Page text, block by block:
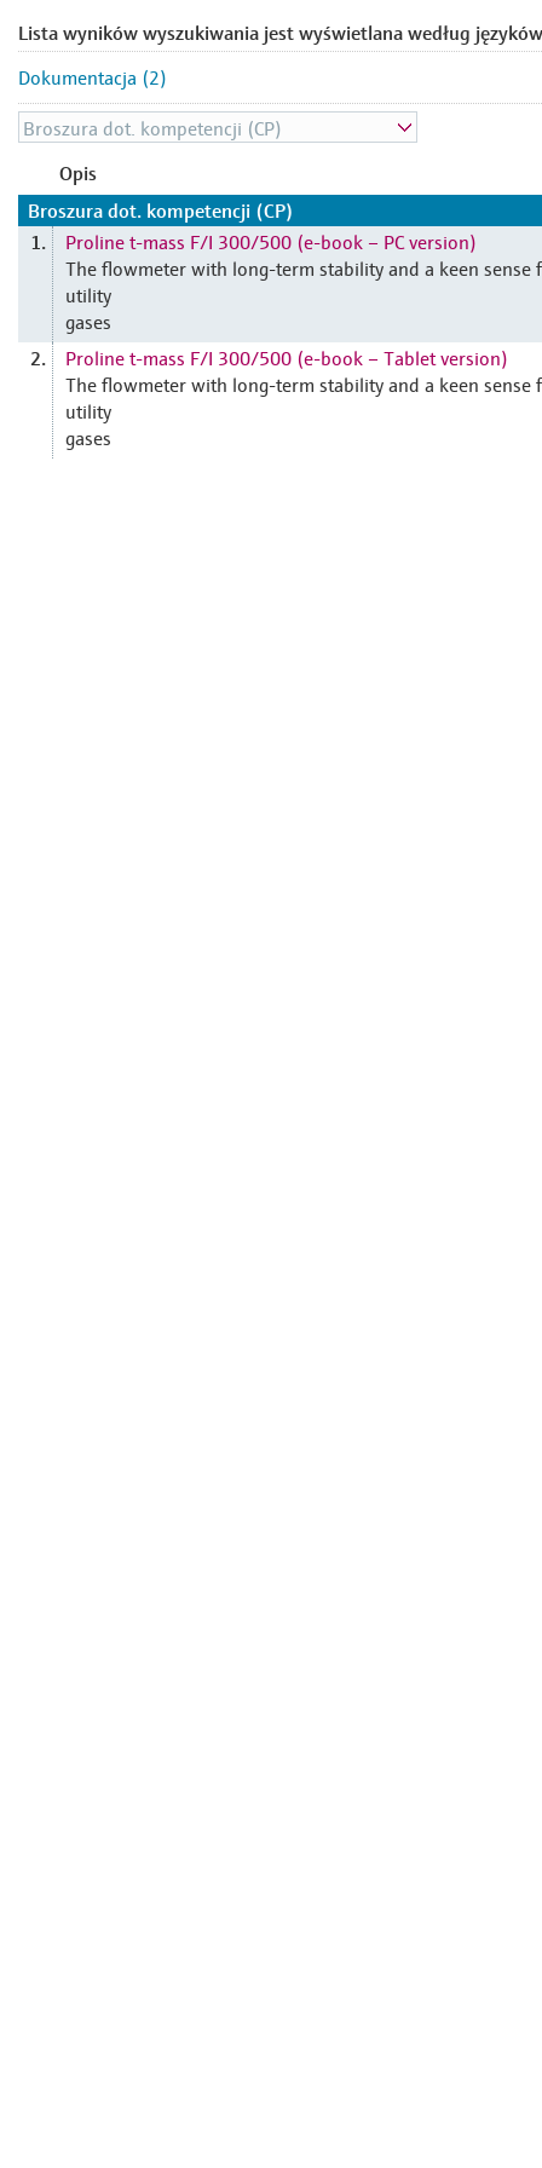
Lista wyników wyszukiwania jest wyświetlana według
Dokumentacja (2)
Opis
Broszura dot. kompetencji (CP)
1.
Proline t-mass F/I 300/500 (e-book – PC version)
The flowmeter with long-term stability and a keen sense
utility
gases
2.
Proline t-mass F/I 300/500 (e-book – Tablet version)
The flowmeter with long-term stability and a keen sense
utility
gases